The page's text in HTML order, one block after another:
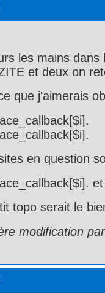
les mains
et deux on
que j'aimerais
en question
topo serait le
modification